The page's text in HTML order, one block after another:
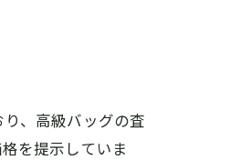
、高級バッグの査
を提示していま